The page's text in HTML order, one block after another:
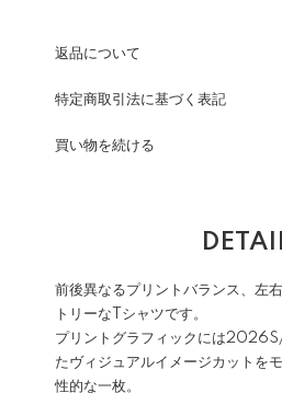
返品について
特定商取引法に基づく表記
買い物を続ける
前後異なるプリントバランス、左
トリーなTシャツです。
プリントグラフィックには
たヴィジュアルイメージカットを
性的な一枚。